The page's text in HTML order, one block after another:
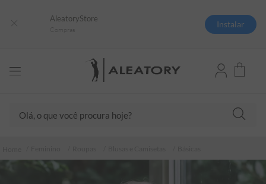
AleatoryStore
Instalar
1º
camisas polo